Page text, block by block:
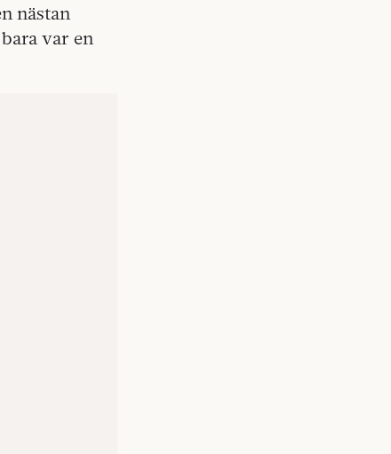
nästan
var en